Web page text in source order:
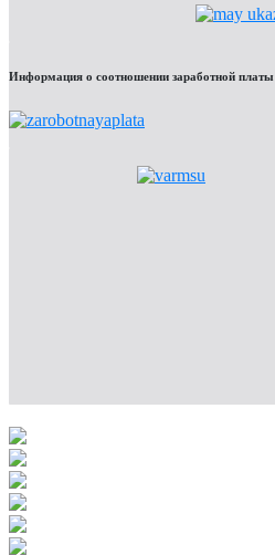
Информация о соотношении заработной платы